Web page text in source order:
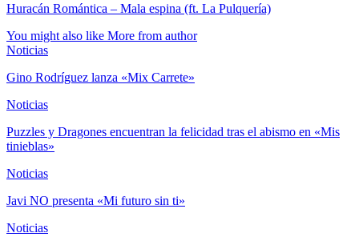
Huracán Romántica – Mala espina (ft. La Pulquería)
You might also like More from author
Noticias
Gino Rodríguez lanza «Mix Carrete»
Noticias
Puzzles y Dragones encuentran la felicidad tras el abismo en «Mis
tinieblas»
Noticias
Javi NO presenta «Mi futuro sin ti»
Noticias